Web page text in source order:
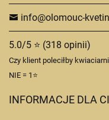
info@olomouc-
5.0/5 ⭐ (318 opinii)
Czy klient poleciłby
NIE = 1⭐
INFORMACJE DLA